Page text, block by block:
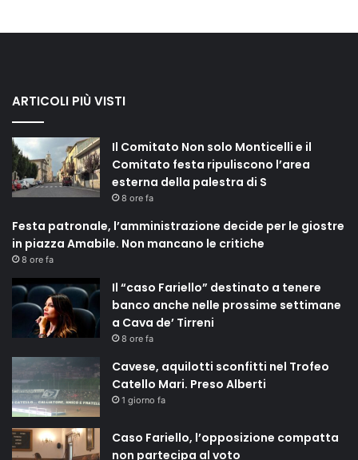
ARTICOLI PIÙ VISTI
Il Comitato Non solo Monticelli e il
Comitato festa ripuliscono l’area
esterna della palestra di S
8 ore fa
Festa patronale, l’amministrazione decide per le giostre
in piazza Amabile. Non mancano le critiche
8 ore fa
Il “caso Fariello” destinato a tenere
banco anche nelle prossime settimane
a Cava de’ Tirreni
8 ore fa
Cavese, aquilotti sconfitti nel Trofeo
Catello Mari. Preso Alberti
1 giorno fa
Caso Fariello, l’opposizione compatta
non partecipa al voto